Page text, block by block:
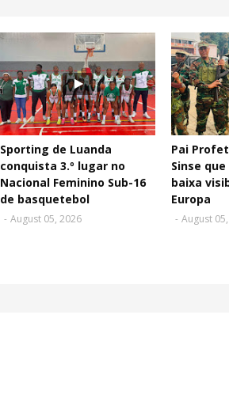
Sporting de Luanda
conquista 3.º lugar no
Nacional Feminino Sub-16
de basquetebol
- August 05, 2026
Pai
Sinse
baixa
Europa
- August